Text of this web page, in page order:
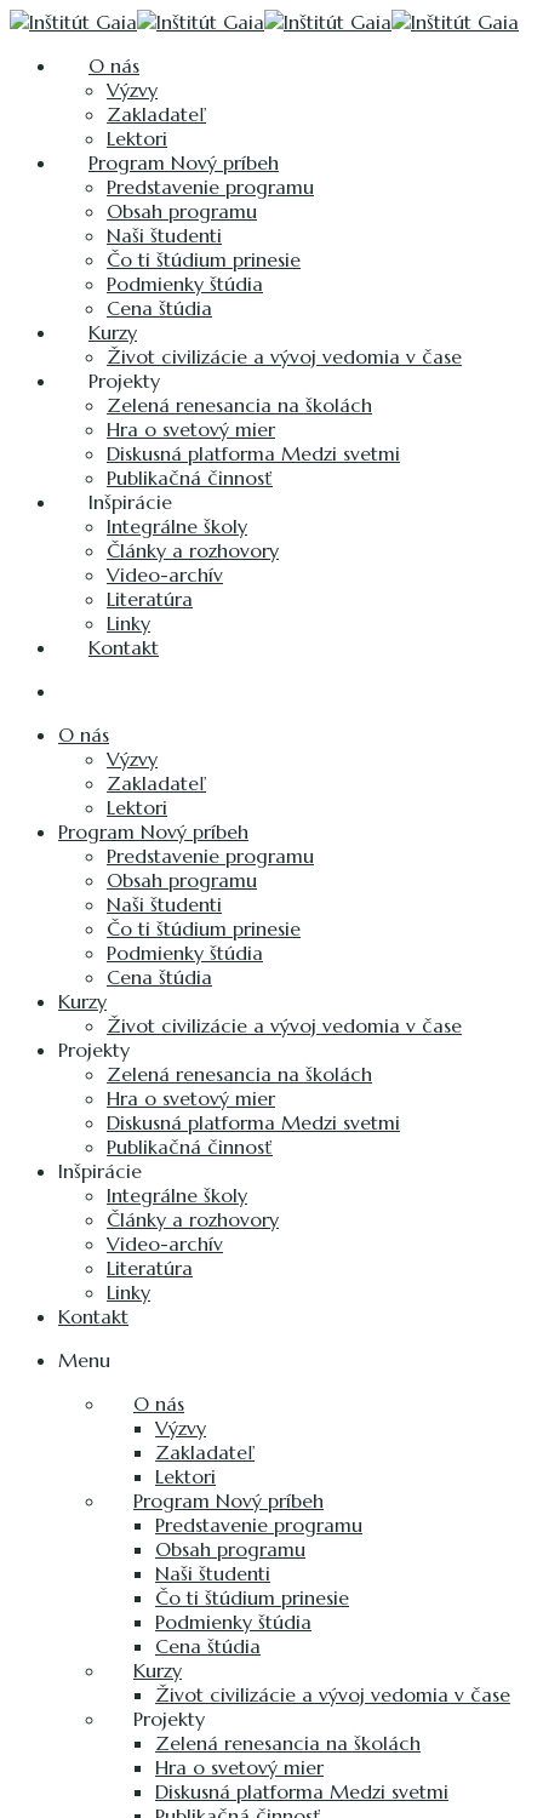
O nás
Výzvy
Zakladateľ
Lektori
Program Nový príbeh
Predstavenie programu
Obsah programu
Naši študenti
Čo ti štúdium prinesie
Podmienky štúdia
Cena štúdia
Kurzy
Život civilizácie a vývoj vedomia v čase
Projekty
Zelená renesancia na školách
Hra o svetový mier
Diskusná platforma Medzi svetmi
Publikačná činnosť
Inšpirácie
Integrálne školy
Články a rozhovory
Video-archív
Literatúra
Linky
Kontakt
O nás
Výzvy
Zakladateľ
Lektori
Program Nový príbeh
Predstavenie programu
Obsah programu
Naši študenti
Čo ti štúdium prinesie
Podmienky štúdia
Cena štúdia
Kurzy
Život civilizácie a vývoj vedomia v čase
Projekty
Zelená renesancia na školách
Hra o svetový mier
Diskusná platforma Medzi svetmi
Publikačná činnosť
Inšpirácie
Integrálne školy
Články a rozhovory
Video-archív
Literatúra
Linky
Kontakt
Menu
O nás
Výzvy
Zakladateľ
Lektori
Program Nový príbeh
Predstavenie programu
Obsah programu
Naši študenti
Čo ti štúdium prinesie
Podmienky štúdia
Cena štúdia
Kurzy
Život civilizácie a vývoj vedomia v čase
Projekty
Zelená renesancia na školách
Hra o svetový mier
Diskusná platforma Medzi svetmi